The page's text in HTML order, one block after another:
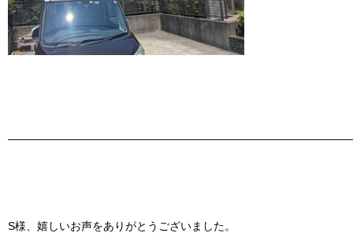
S様、嬉しいお声をありがとうございました。